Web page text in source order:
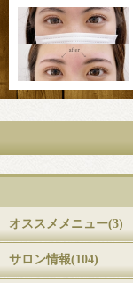
オススメメニュー(3)
サロン情報(104)